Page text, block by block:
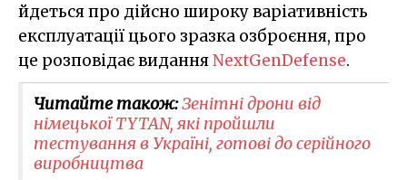
йдеться про дійсно широку варіативність
експлуатації цього зразка озброєння, про
це розповідає виданняNextGenDefense.
Читайте також:Зенітні дрони від
німецької TYTAN, які пройшли
тестування в Україні, готові до серійного
виробництва